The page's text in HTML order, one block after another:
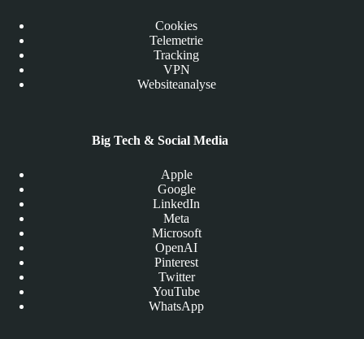
Cookies
Telemetrie
Tracking
VPN
Websiteanalyse
Big Tech & Social Media
Apple
Google
LinkedIn
Meta
Microsoft
OpenAI
Pinterest
Twitter
YouTube
WhatsApp